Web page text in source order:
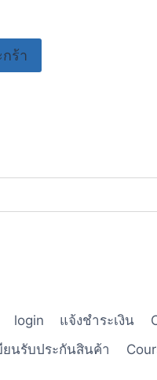
ร้า
login แจ้งชำระเงิน
ยนรับประกันสินค้า